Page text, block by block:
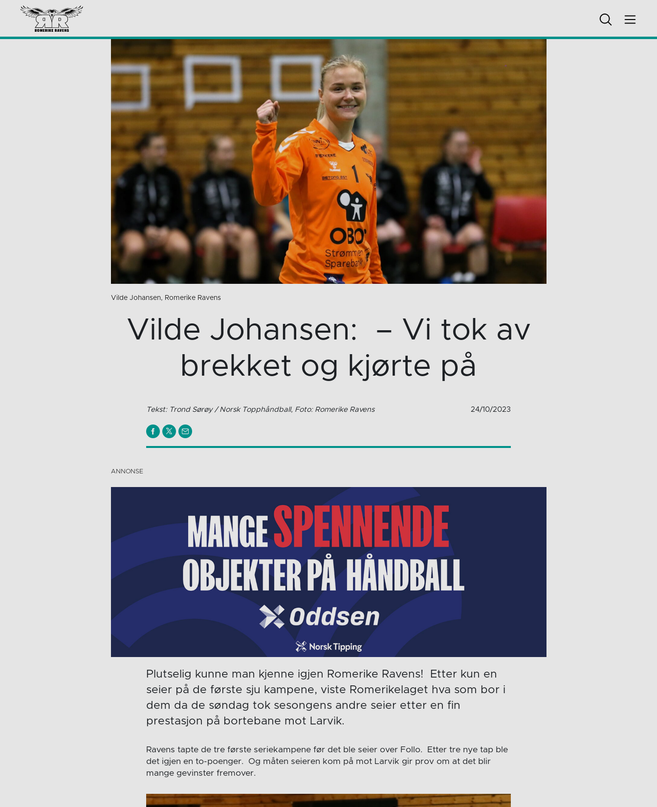
Vilde Johansen, Romerike Ravens
Vilde Johansen: – Vi tok av
brekket og kjørte på
Tekst: Trond Sørøy / Norsk Topphåndball, Foto: Romerike Ravens 24/10/2023
Plutselig kunne man kjenne igjen Romerike Ravens! Etter kun en
seier på de første sju kampene, viste Romerikelaget hva som bor i
dem da de søndag tok sesongens andre seier etter en fin
prestasjon på bortebane mot Larvik.
Ravens tapte de tre første seriekampene før det ble seier over Follo. Etter tre nye tap ble
det igjen en to-poenger. Og måten seieren kom på mot Larvik gir prov om at det blir
mange gevinster fremover.